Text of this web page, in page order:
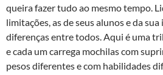
queira fazer tudo ao mesmo tempo.
limitações, as de seus alunos e da
diferenças entre todos. Aqui é uma
e cada um carrega mochilas com
pesos diferentes e com habilidades